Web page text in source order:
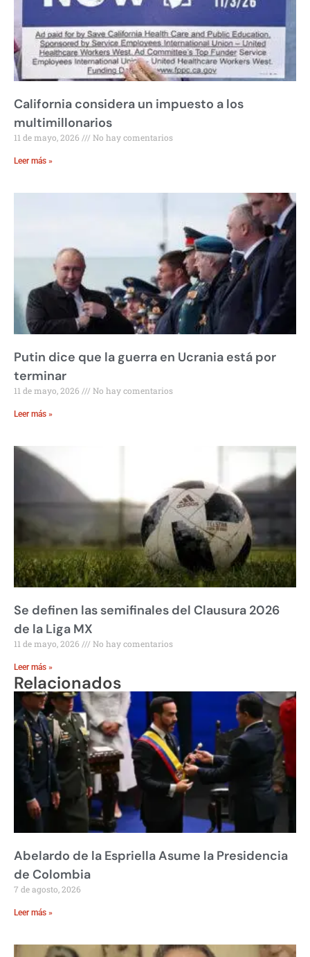
California considera un impuesto a los
multimillonarios
11 de mayo, 2026 No hay comentarios
Leer más »
Putin dice que la guerra en Ucrania está por
terminar
11 de mayo, 2026 No hay comentarios
Leer más »
Se definen las semifinales del Clausura 2026
de la Liga MX
11 de mayo, 2026 No hay comentarios
Leer más »
Relacionados
Abelardo de la Espriella Asume la Presidencia
de Colombia
7 de agosto, 2026
Leer más »